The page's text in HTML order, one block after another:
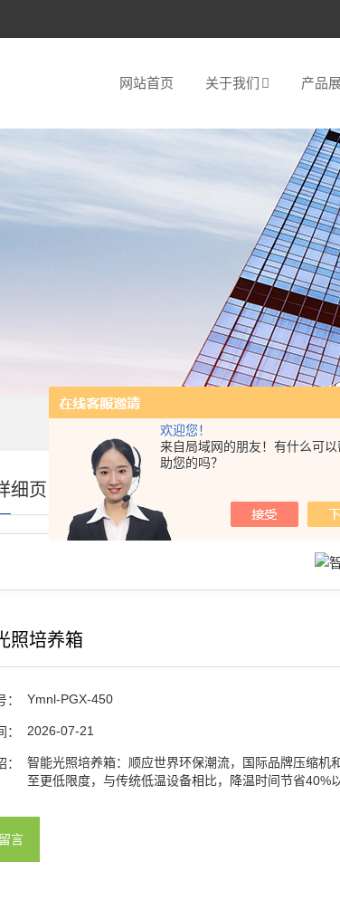
欢迎您！
来自局域网的朋友！有什么可以
助您的吗？
网站首页 关于我们 产品
细页
照培养箱
Ymnl-PGX-450
2026-07-21
智能光照培养箱：顺应世界环保潮流，国际品牌压缩
至更低限度，与传统低温设备相比，降温时间节省40%以
言